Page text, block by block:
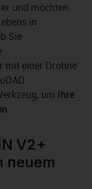
und möchten
in
Sie
mit einer Drohne
um Ihre
.
V2+
neuem